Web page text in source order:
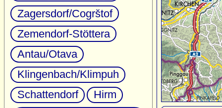
Zagersdorf/Cogrštof
Zemendorf-Stöttera
Antau/Otava
Klingenbach/Klimpuh
Schattendorf
Hirm